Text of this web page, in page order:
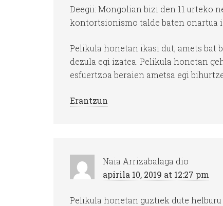
Deegii: Mongolian bizi den 11 urteko
kontortsionismo talde baten onartua
Pelikula honetan ikasi dut, amets bat
dezula egi izatea. Pelikula honetan
esfuertzoa beraien ametsa egi
Erantzun
Naia Arrizabalaga dio
apirila 10, 2019 at 12:27 pm
Pelikula honetan guztiek dute